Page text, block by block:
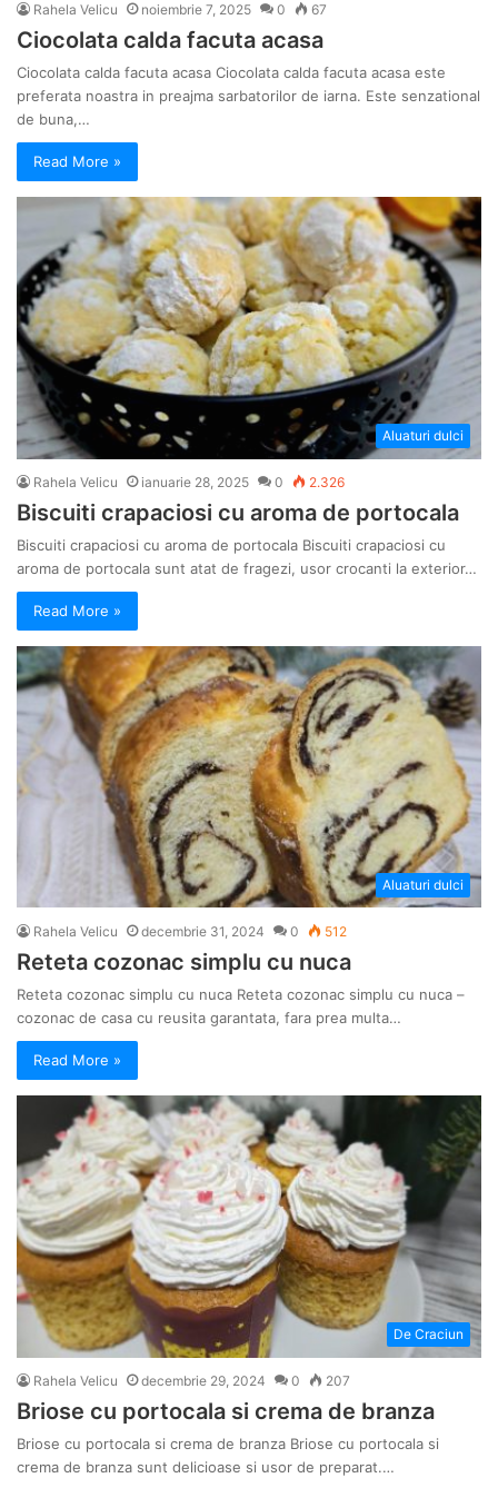
Rahela Velicu noiembrie 7, 2025 0 67
Ciocolata calda facuta acasa
Ciocolata calda facuta acasa Ciocolata calda facuta acasa este
preferata noastra in preajma sarbatorilor de iarna. Este senzational
de buna,…
Read More »
Aluaturi dulci
Rahela Velicu ianuarie 28, 2025 0 2.326
Biscuiti crapaciosi cu aroma de portocala
Biscuiti crapaciosi cu aroma de portocala Biscuiti crapaciosi cu
aroma de portocala sunt atat de fragezi, usor crocanti la exterior…
Read More »
Aluaturi dulci
Rahela Velicu decembrie 31, 2024 0 512
Reteta cozonac simplu cu nuca
Reteta cozonac simplu cu nuca Reteta cozonac simplu cu nuca –
cozonac de casa cu reusita garantata, fara prea multa…
Read More »
De Craciun
Rahela Velicu decembrie 29, 2024 0 207
Briose cu portocala si crema de branza
Briose cu portocala si crema de branza Briose cu portocala si
crema de branza sunt delicioase si usor de preparat.…